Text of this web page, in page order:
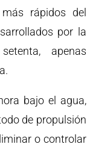
rápidos del
por la
apenas
bajo el agua,
de propulsión
o controlar